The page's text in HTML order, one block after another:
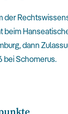
der
beim
dann
bei Schomerus.